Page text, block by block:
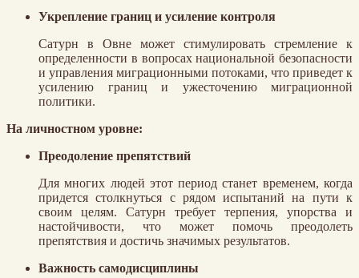
Укрепление границ и усиление контроля
Сатурн в Овне может стимулировать стремление к
определенности в вопросах национальной безопасности
и управления миграционными потоками, что приведет к
усилению границ и ужесточению миграционной
политики.
На личностном уровне:
Преодоление препятствий
Для многих людей этот период станет временем, когда
придется столкнуться с рядом испытаний на пути к
своим целям. Сатурн требует терпения, упорства и
настойчивости, что может помочь преодолеть
препятствия и достичь значимых результатов.
Важность самодисциплины